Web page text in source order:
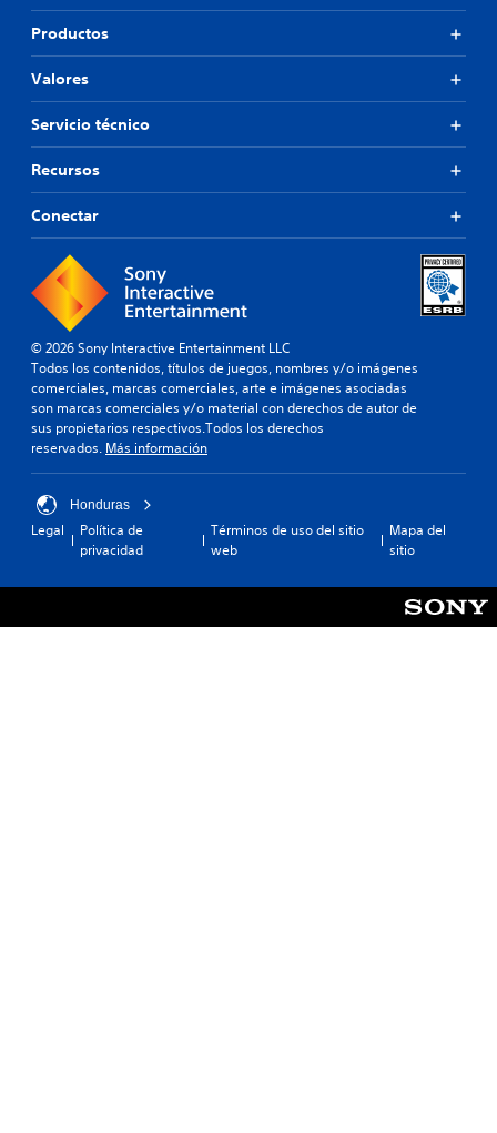
Productos
Valores
Servicio técnico
Recursos
Conectar
© 2026 Sony Interactive Entertainment LLC
Todos los contenidos, títulos de juegos, nombres y/o imágenes
comerciales, marcas comerciales, arte e imágenes asociadas
son marcas comerciales y/o material con derechos de autor de
sus propietarios respectivos.Todos los derechos
reservados. Más información
Honduras
Legal
Política de
privacidad
Términos de uso del sitio
web
Mapa del
sitio